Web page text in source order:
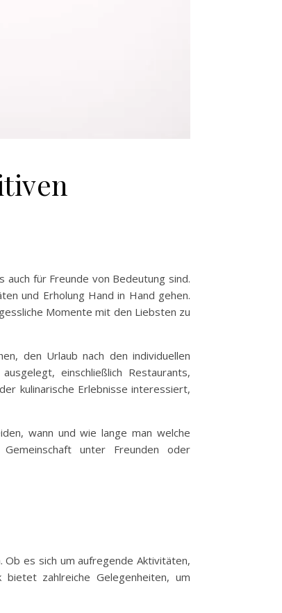
auch für Freunde von Bedeutung sind.
und Erholung Hand in Hand gehen.
Momente mit den Liebsten zu
den Urlaub nach den individuellen
einschließlich Restaurants,
kulinarische Erlebnisse interessiert,
wann und wie lange man welche
unter Freunden oder
Ob es sich um aufregende Aktivitäten,
zahlreiche Gelegenheiten, um